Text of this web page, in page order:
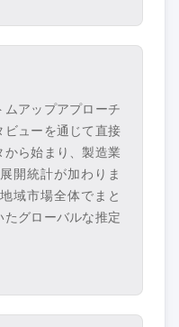
アップアプローチ
ビューを通じて直接
ら始まり、製造業
開統計が加わりま
域市場全体でまと
グローバルな推定